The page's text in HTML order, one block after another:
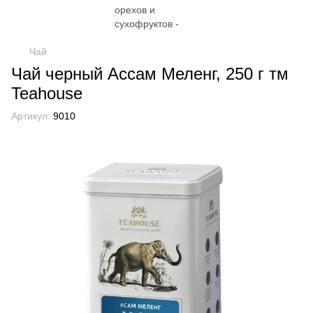
Чай
Чай черный Ассам Меленг, 250 г тм
Teahouse
Артикул: 9010